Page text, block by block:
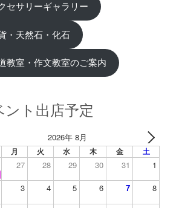
セサリーギャラリー
・天然石・化石
教室・作文教室のご案内
ント出店予定
2026年 8月
月 火 水 木 金 土
27 28 29 30 31
1
3
4 5 6 7 8